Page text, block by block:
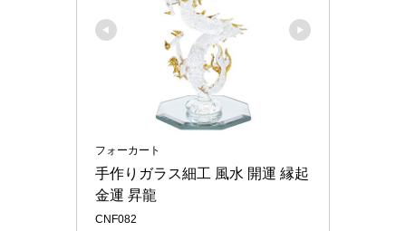
フォーカート
手作りガラス細工 風水 開運 縁起
金運 昇龍
CNF082